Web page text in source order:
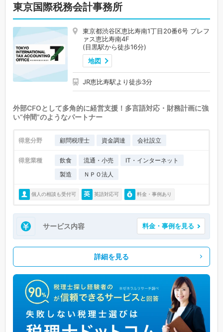
東京国際税務会計事務所
東京都渋谷区恵比寿南1丁目20番6号 プレフ
ァス恵比寿南4F
(目黒駅から徒歩16分)
地図
JR恵比寿駅より徒歩3分
外部CFOとして多角的に経営支援！多言語対応・財務計画に強
い“仲間”のようなパートナー
得意分野 顧問税理士 資金調達 会社設立
得意業種 飲食 流通・小売
IT・インターネット
製造
ＮＰＯ法人
個人の相談も受付可 英語対応可 料金・事例あり
サービス内容 料金・事例を見る
詳細を見る